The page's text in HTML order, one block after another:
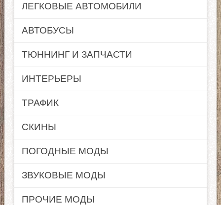
ЛЕГКОВЫЕ АВТОМОБИЛИ
АВТОБУСЫ
ТЮННИНГ И ЗАПЧАСТИ
ИНТЕРЬЕРЫ
ТРАФИК
СКИНЫ
ПОГОДНЫЕ МОДЫ
ЗВУКОВЫЕ МОДЫ
ПРОЧИЕ МОДЫ